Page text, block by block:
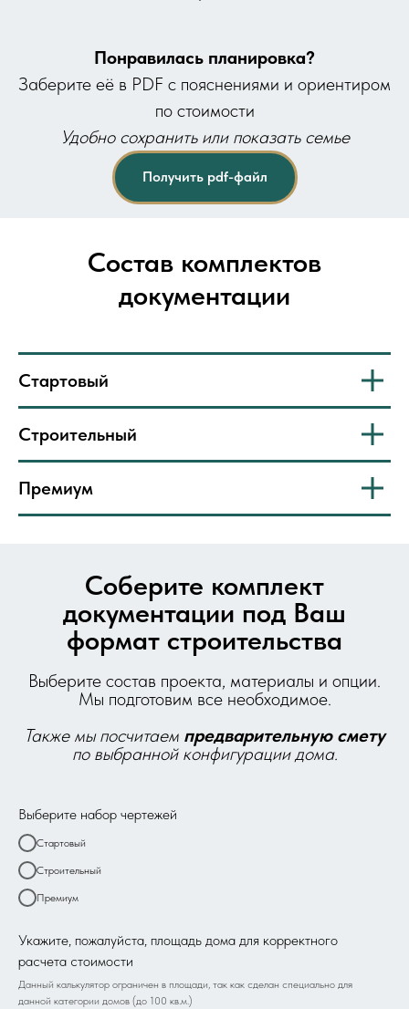
Понравилась планировка?
Заберите её в PDF с пояснениями и ориентиром
по стоимости
Удобно сохранить или показать семье
Получить pdf-файл
Состав комплектов
документации
Стартовый
Строительный
Премиум
Соберите комплект
документации под Ваш
формат строительства
Выберите состав проекта, материалы и опции.
Мы подготовим все необходимое.
Также мы посчитаем предварительную смету
по выбранной конфигурации дома.
Выберите набор чертежей
Стартовый
Строительный
Премиум
Укажите, пожалуйста, площадь дома для корректного
расчета стоимости
Данный калькулятор ограничен в площади, так как сделан специально для
данной категории домов (до 100 кв.м.)